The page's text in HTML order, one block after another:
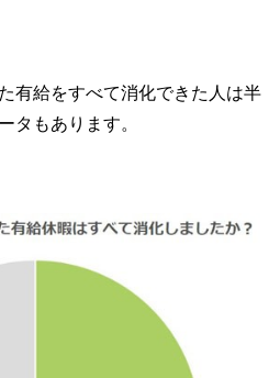
有給をすべて消化できた人は半
タもあります。